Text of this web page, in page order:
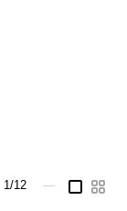
1/12 —